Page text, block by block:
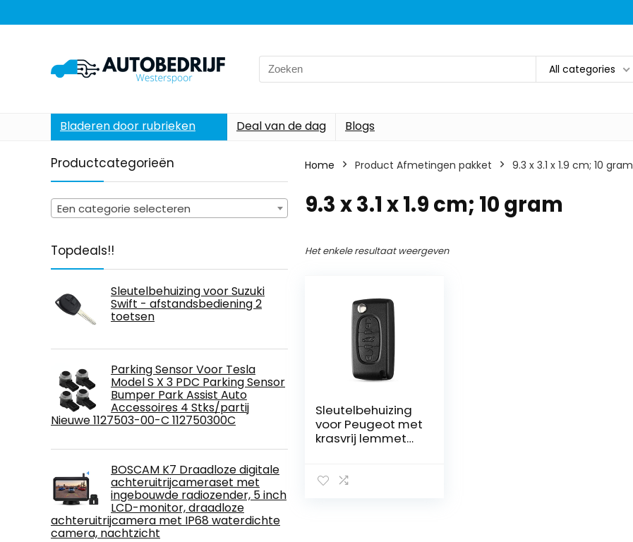
Search
for:
All categories
Bladeren door rubrieken Deal van de dag Blogs
Productcategorieën
Een categorie selecteren
Topdeals!!
Sleutelbehuizing voor Suzuki
Swift - afstandsbediening 2
toetsen
Parking Sensor Voor Tesla
Model S X 3 PDC Parking Sensor
Bumper Park Assist Auto
Accessoires 4 Stks/partij
Nieuwe 1127503-00-C 112750300C
BOSCAM K7 Draadloze digitale
achteruitrijcameraset met
ingebouwde radiozender, 5 inch
LCD-monitor, draadloze
achteruitrijcamera met IP68 waterdichte
camera, nachtzicht
Home Product Afmetingen pakket ‎9.3 x 3.1 x 1.9 cm; 10 gram
‎9.3 x 3.1 x 1.9 cm; 10 gram
Het enkele resultaat weergeven
Sleutelbehuizing
voor Peugeot met
krasvrij lemmet